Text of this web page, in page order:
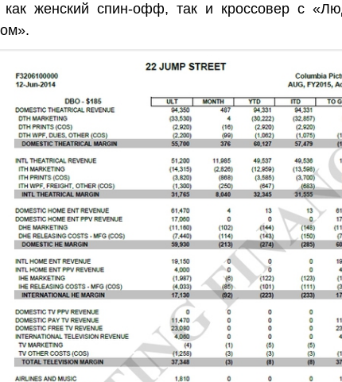
как женский спин-офф, так и кроссовер с